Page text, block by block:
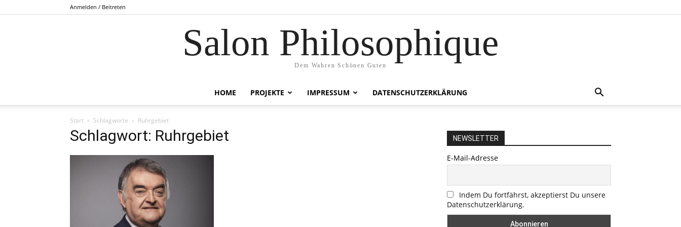
Anmelden / Beitreten
Salon Philosophique
Dem Wahren Schönen Guten
HOME PROJEKTE IMPRESSUM DATENSCHUTZERKLÄRUNG
Start Schlagworte Ruhrgebiet
Schlagwort: Ruhrgebiet NEWSLETTER
E-Mail-Adresse
Indem Du fortfährst, akzeptierst Du unsere
Datenschutzerklärung.